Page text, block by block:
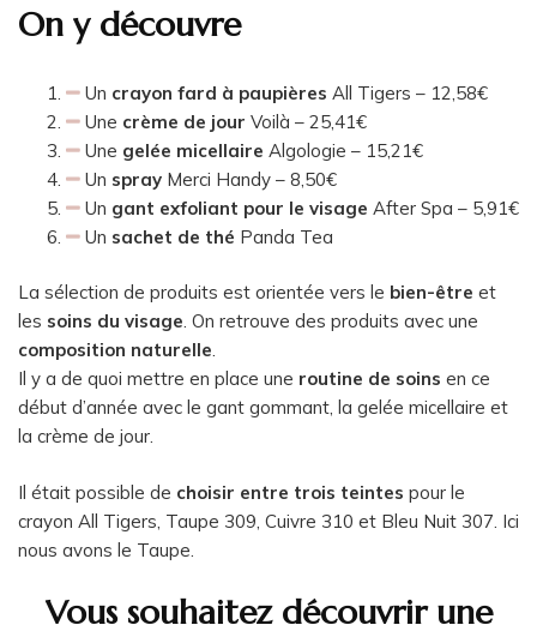
On y découvre
Un crayon fard à paupières All Tigers – 12,58€
Une crème de jour Voilà – 25,41€
Une gelée micellaire Algologie – 15,21€
Un spray Merci Handy – 8,50€
Un gant exfoliant pour le visage After Spa – 5,91€
Un sachet de thé Panda Tea
La sélection de produits est orientée vers le bien-être et
les soins du visage. On retrouve des produits avec une
composition naturelle.
Il y a de quoi mettre en place une routine de soins en ce
début d’année avec le gant gommant, la gelée micellaire et
la crème de jour.
Il était possible de choisir entre trois teintes pour le
crayon All Tigers, Taupe 309, Cuivre 310 et Bleu Nuit 307. Ici
nous avons le Taupe.
Vous souhaitez découvrir une